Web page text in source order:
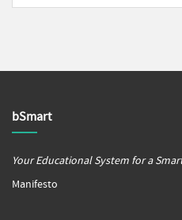
bSmart
Your Educational System for a
Manifesto